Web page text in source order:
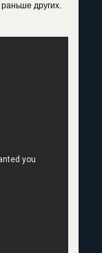
других.